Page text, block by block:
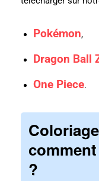
Pokémon,
Dragon Ball
One Piece.
?